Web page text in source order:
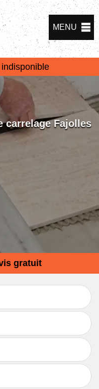
MENU
indisponible
carrelage Fajolles
gratuit